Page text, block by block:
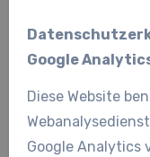
Google
Diese Website
Google Analytics